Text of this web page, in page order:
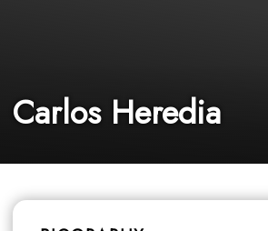
Carlos Heredia